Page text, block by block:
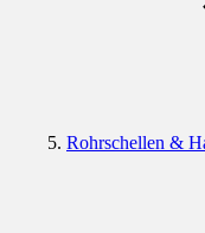
Rohrschellen &